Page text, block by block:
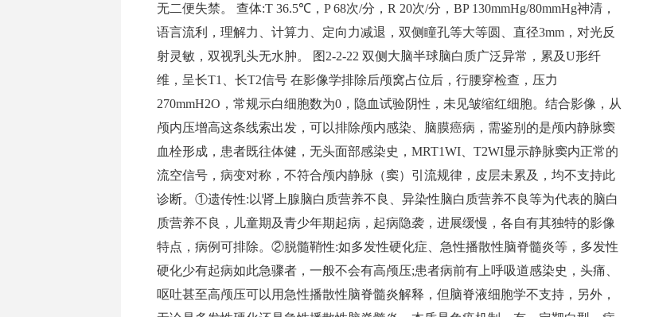
无二便失禁。 查体:T 36.5℃，P 68次/分，R 20次/分，BP 130mmHg/80mmHg神清，
语言流利，理解力、计算力、定向力减退，双侧瞳孔等大等圆、直径3mm，对光反
射灵敏，双视乳头无水肿。 图2-2-22 双侧大脑半球脑白质广泛异常，累及U形纤
维，呈长T1、长T2信号 在影像学排除后颅窝占位后，行腰穿检查，压力
270mmH2O，常规示白细胞数为0，隐血试验阴性，未见皱缩红细胞。结合影像，从
颅内压增高这条线索出发，可以排除颅内感染、脑膜癌病，需鉴别的是颅内静脉窦
血栓形成，患者既往体健，无头面部感染史，MRT1WI、T2WI显示静脉窦内正常的
流空信号，病变对称，不符合颅内静脉（窦）引流规律，皮层未累及，均不支持此
诊断。①遗传性:以肾上腺脑白质营养不良、异染性脑白质营养不良等为代表的脑白
质营养不良，儿童期及青少年期起病，起病隐袭，进展缓慢，各自有其独特的影像
特点，病例可排除。②脱髓鞘性:如多发性硬化症、急性播散性脑脊髓炎等，多发性
硬化少有起病如此急骤者，一般不会有高颅压;患者病前有上呼吸道感染史，头痛、
呕吐甚至高颅压可以用急性播散性脑脊髓炎解释，但脑脊液细胞学不支持，另外，